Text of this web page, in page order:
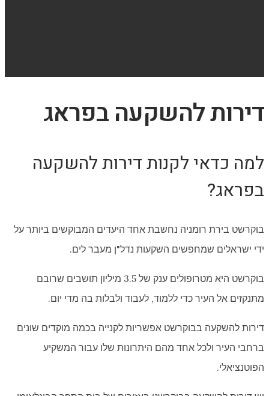
דירות להשקעה בפראג
למה כדאי לקנות דירות להשקעה
בפראג?
בוקרשט בירת רומניה נחשבת אחד היעדים המבוקשים ביותר על
ידי ישראלים שמחפשים השקעות נדל"ן מעבר לים.
בוקרשט היא מטרופולים ענק של 3.5 מיליון תושבים שרובם
מתנקזים אל העיר כדי ללמוד, לעבוד ולבלות בה מדי יום.
דירות להשקעה בבוקרשט אפשריות לקנייה בכמה מוקדים שונים
ברחבי העיר ולכל אחד מהם היתרונות שלו עבור המשקיע
הפוטנציאלי.